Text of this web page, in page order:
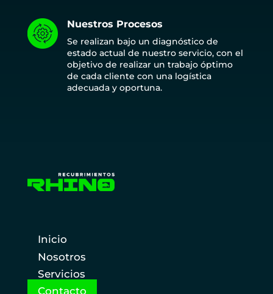
Nuestros Procesos
Se realizan bajo un diagnóstico de
estado actual de nuestro servicio, con el
objetivo de realizar un trabajo óptimo
de cada cliente con una logística
adecuada y oportuna.
Inicio
Nosotros
Servicios
Contacto